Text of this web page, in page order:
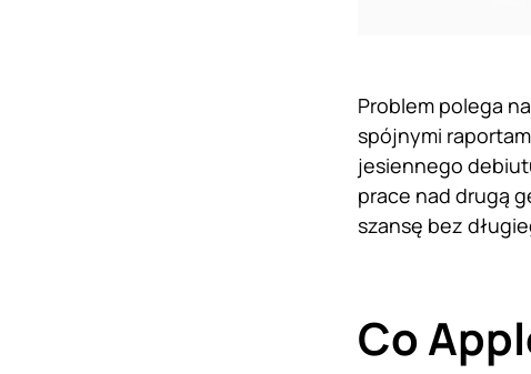
Problem polega
spójnymi
jesiennego
prace nad drugą
szansę bez
Co